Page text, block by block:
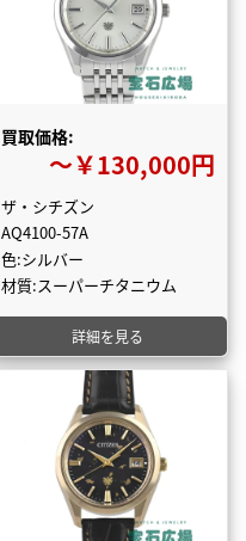
買取価格:
〜￥130,000円
ザ・シチズン
AQ4100-57A
色:シルバー
材質:スーパーチタニウム
詳細を見る